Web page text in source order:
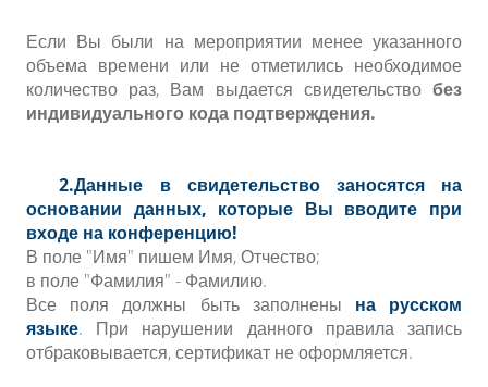
Если Вы были на мероприятии менее указанного
объема времени или не отметились необходимое
количество раз, Вам выдается свидетельство без
индивидуального кода подтверждения.
2.Данные в свидетельство заносятся на
основании данных, которые Вы вводите при
входе на конференцию!
В поле "Имя" пишем Имя, Отчество;
в поле "Фамилия" - Фамилию.
Все поля должны быть заполнены на русском
языке. При нарушении данного правила запись
отбраковывается, сертификат не оформляется.